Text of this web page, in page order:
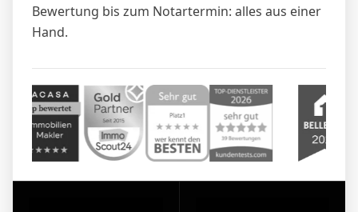
Bewertung bis zum Notartermin: alles aus einer
Hand.